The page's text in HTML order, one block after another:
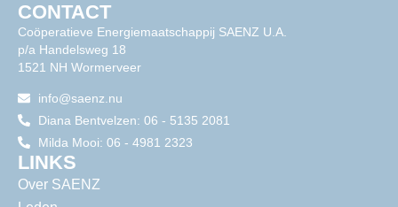
CONTACT
Coöperatieve Energiemaatschappij SAENZ U.A.
p/a Handelsweg 18
1521 NH Wormerveer
info@saenz.nu
Diana Bentvelzen: 06 - 5135 2081
Milda Mooi: 06 - 4981 2323
LINKS
Over SAENZ